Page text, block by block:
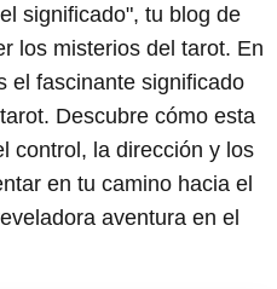
significado", tu blog de
los misterios del tarot. En
el fascinante significado
Descubre cómo esta
control, la dirección y los
en tu camino hacia el
aventura en el